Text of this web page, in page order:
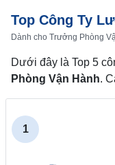
Top Công Ty
Dành cho Trưởng Phòng
Dưới đây là Top 5
Phòng Vận Hành.
1